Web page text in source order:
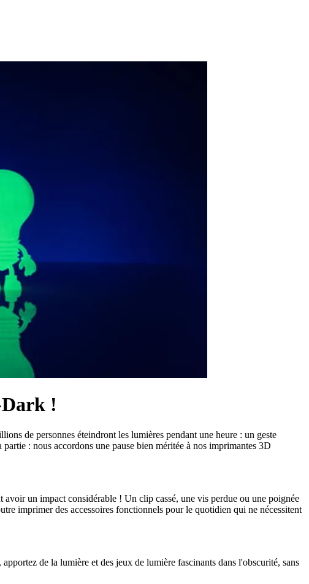
!
de personnes éteindront les lumières pendant une heure : un geste
: nous accordons une pause bien méritée à nos imprimantes 3D
un impact considérable ! Un clip cassé, une vis perdue ou une poignée
imprimer des accessoires fonctionnels pour le quotidien qui ne nécessitent
de la lumière et des jeux de lumière fascinants dans l'obscurité, sans